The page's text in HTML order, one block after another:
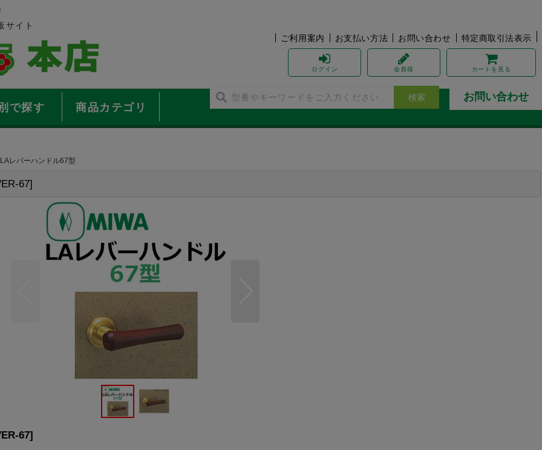
ご利用案内 お支払い方法 お問い合わせ 特定商取引法表示
サイト
ログイン 会員様 カート を見る
お問い合わせ
で探す
商品カテゴリ
レバーハンドル67型
67]
67]